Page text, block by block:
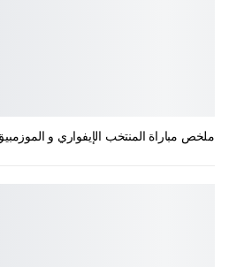
ملخص مباراة المنتخب الإيفواري و الموزمبيق